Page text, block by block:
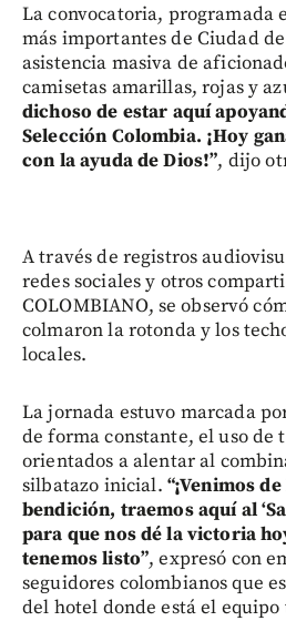
La convocatoria, programada
más importantes de Ciudad
asistencia masiva de
camisetas amarillas, rojas y
dichoso de estar aquí
Selección Colombia. ¡Hoy
con la ayuda de Dios!”, dijo
A través de registros
redes sociales y otros
COLOMBIANO, se observó
colmaron la rotonda y los
locales.
La jornada estuvo marcada
de forma constante, el uso de
orientados a alentar al
silbatazo inicial. “¡Venimos
bendición, traemos aquí al
para que nos dé la victoria
tenemos listo”, expresó con
seguidores colombianos que
del hotel donde está el